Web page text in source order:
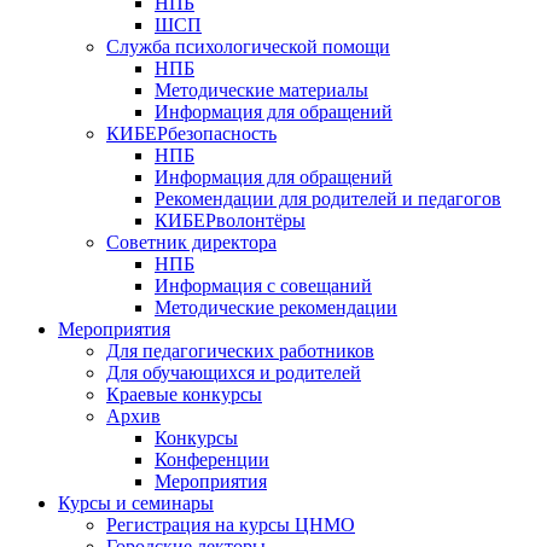
ШСП
Служба психологической помощи
НПБ
Методические материалы
Информация для обращений
КИБЕРбезопасность
НПБ
Информация для обращений
Рекомендации для родителей и педагогов
КИБЕРволонтёры
Советник директора
НПБ
Информация с совещаний
Методические рекомендации
Мероприятия
Для педагогических работников
Для обучающихся и родителей
Краевые конкурсы
Архив
Конкурсы
Конференции
Мероприятия
Курсы и семинары
Регистрация на курсы ЦНМО